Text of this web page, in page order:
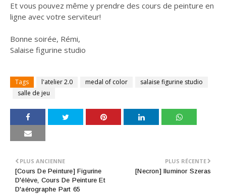
Et vous pouvez même y prendre des cours de peinture en
ligne avec votre serviteur!
Bonne soirée, Rémi,
Salaise figurine studio
Tags l'atelier 2.0 medal of color
salaise figurine studio
salle de jeu
PLUS RÉCENTE
[Necron] Iluminor Szeras
PLUS ANCIENNE
[Cours De Peinture] Figurine
D'élève, Cours De Peinture Et
D'aérographe Part 65